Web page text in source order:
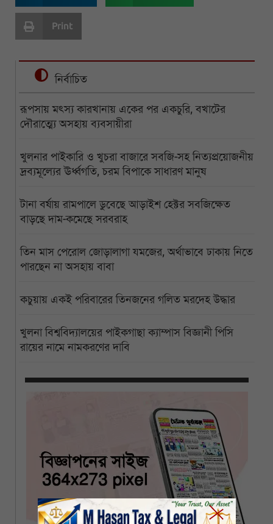
Print
নির্বাচিত
রূপসায় মৎস্য কারখানায় একের পর একচুরি, বখাটের
দৌরাত্ম্যে অসহায় ব্যবসায়ীরা
খুলনার পাইকারি ও খুচরা বাজারে সবজি-সহ নিত্যপ্রয়োজনীয়
দ্রব্যমূল্যের ঊর্ধ্বগতি, চরম বিপাকে সাধারণ মানুষ
টানা বর্ষায় রামপালে ডুবেছে আড়াইশ হেক্টর সবজিক্ষেত
বাড়ছে দাম-কমেছে সরবরাহ
তিন মাস পেরোল জোড়ালাগা যমজের, অর্থাভাবে ঢাকায় নিতে
পারছেন না অসহায় বাবা
কচুয়ায় একই পরিবারের তিনজনের গলিত মরদেহ উদ্ধার
খুলনা বিশ্ববিদ্যালয়ের পাইকগাছা ক্যাম্পাস বিজ্ঞানী পিসি
রায়ের নামে নামকরণের দাবি